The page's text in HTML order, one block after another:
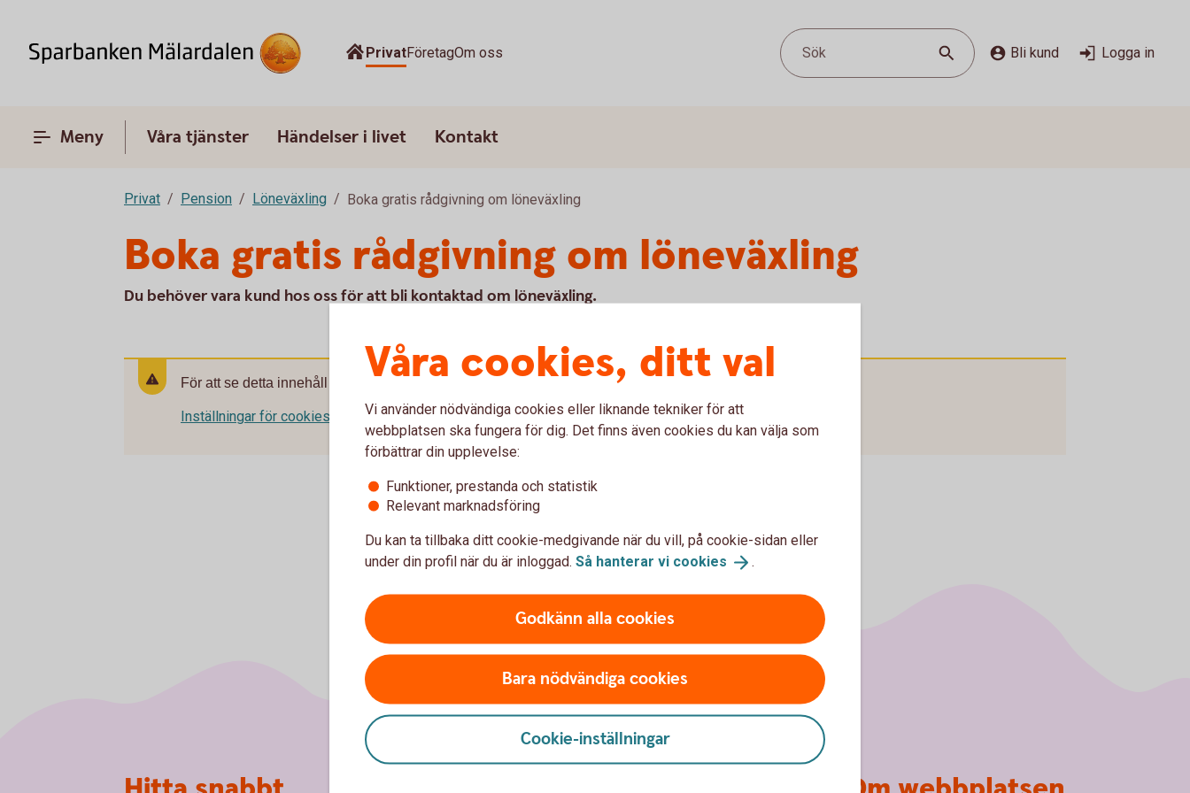
PrivatFöretagOm oss Sök Bli kund Logga in
Meny Våra tjänster Händelser i livet Kontakt
Privat Pension Löneväxling Boka gratis rådgivning om löneväxling
Boka gratis rådgivning om löneväxling
Du behöver vara kund hos oss för att bli kontaktad om löneväxling.
För att se detta innehåll behöver du först godkänna cookies för Funktioner, prestanda och statistik.
Inställningar för cookies
Våra cookies, ditt val
Vi använder nödvändiga cookies eller liknande tekniker för att
webbplatsen ska fungera för dig. Det finns även cookies du kan välja som
förbättrar din upplevelse:
Funktioner, prestanda och statistik
Relevant marknadsföring
Du kan ta tillbaka ditt cookie-medgivande när du vill, på cookie-sidan eller
under din profil när du är inloggad. Så hanterar vi cookies .
Godkänn alla cookies
Bara nödvändiga cookies
Cookie-inställningar